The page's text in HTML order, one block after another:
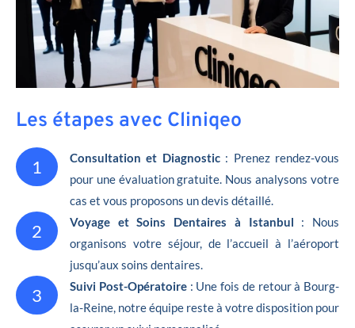
Les étapes avec Cliniqeo
1 Consultation et Diagnostic: Prenez rendez-vous
pour une évaluation gratuite. Nous analysons votre
cas et vous proposons un devis détaillé.
2 Voyage et Soins Dentaires à Istanbul : Nous
organisons votre séjour, de l’accueil à l’aéroport
jusqu’aux soins dentaires.
3 Suivi Post-Opératoire : Une fois de retour à Bourg-
la-Reine, notre équipe reste à votre disposition pour